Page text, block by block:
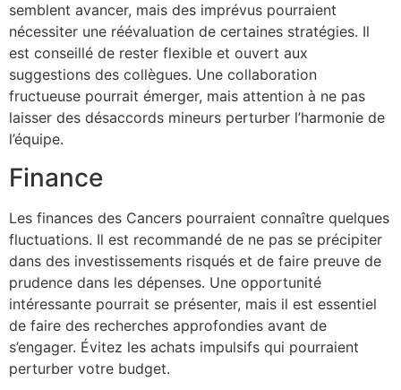
semblent avancer, mais des imprévus pourraient
nécessiter une réévaluation de certaines stratégies. Il
est conseillé de rester flexible et ouvert aux
suggestions des collègues. Une collaboration
fructueuse pourrait émerger, mais attention à ne pas
laisser des désaccords mineurs perturber l’harmonie de
l’équipe.
Finance
Les finances des Cancers pourraient connaître quelques
fluctuations. Il est recommandé de ne pas se précipiter
dans des investissements risqués et de faire preuve de
prudence dans les dépenses. Une opportunité
intéressante pourrait se présenter, mais il est essentiel
de faire des recherches approfondies avant de
s’engager. Évitez les achats impulsifs qui pourraient
perturber votre budget.